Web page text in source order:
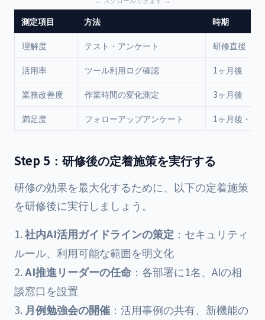
測定項目 方法 時期
理解度 テスト・アンケート 研修直後
活用率 ツール利用ログ確認 1ヶ月後
業務改善度 作業時間の変化測定 3ヶ月後
満足度 フォローアップアンケート 1ヶ月後・3
Step 5：研修後の定着施策を実行する
研修の効果を最大化するために、以下の定着施策
を研修後に実行しましょう。
社内AI活用ガイドラインの策定 ：セキュリティ
ルール、利用可能な範囲を明文化
AI推進リーダーの任命 ：各部署に1名、AIの相
談窓口を設置
月例勉強会の開催 ：活用事例の共有、新機能の